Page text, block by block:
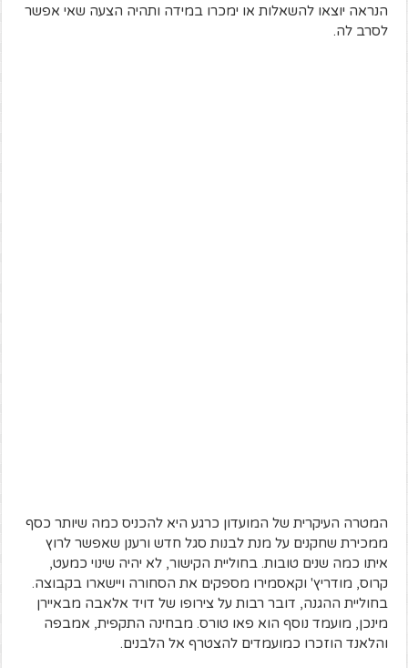
הנראה יוצאו להשאלות או ימכרו במידה ותהיה הצעה שאי אפשר
לסרב לה.
המטרה העיקרית של המועדון כרגע היא להכניס כמה שיותר כסף
ממכירת שחקנים על מנת לבנות סגל חדש ורענן שאפשר לרוץ
איתו כמה שנים טובות. בחוליית הקישור, לא יהיה שינוי כמעט,
קרוס, מודריץ' וקאסמירו מספקים את הסחורה ויישארו בקבוצה.
בחוליית ההגנה, דובר רבות על צירופו של דויד אלאבה מבאיירן
מינכן, מועמד נוסף הוא פאו טורס. מבחינה התקפית, אמבפה
והלאנד הוזכרו כמועמדים להצטרף אל הלבנים.